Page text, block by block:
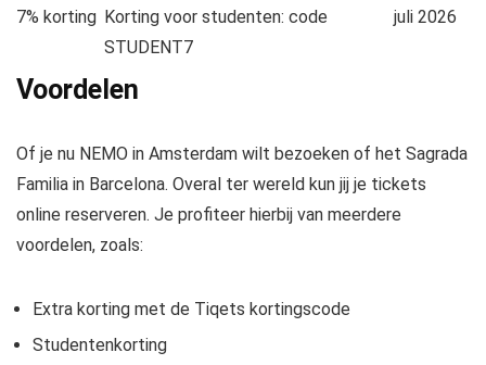
7% korting Korting voor studenten: code
STUDENT7
juli 2026
Voordelen
Of je nu NEMO in Amsterdam wilt bezoeken of het Sagrada
Familia in Barcelona. Overal ter wereld kun jij je tickets
online reserveren. Je profiteer hierbij van meerdere
voordelen, zoals:
Extra korting met de Tiqets kortingscode
Studentenkorting